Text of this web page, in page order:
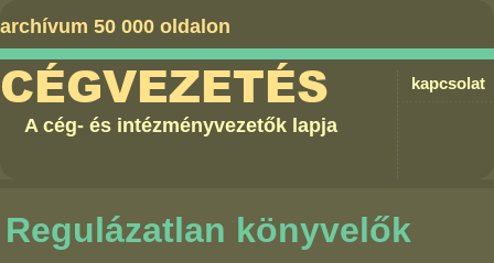
archívum 50 000 oldalon
kapcsolat
CÉGVEZETÉS
A cég- és intézményvezetők lapja
Regulázatlan könyvelők